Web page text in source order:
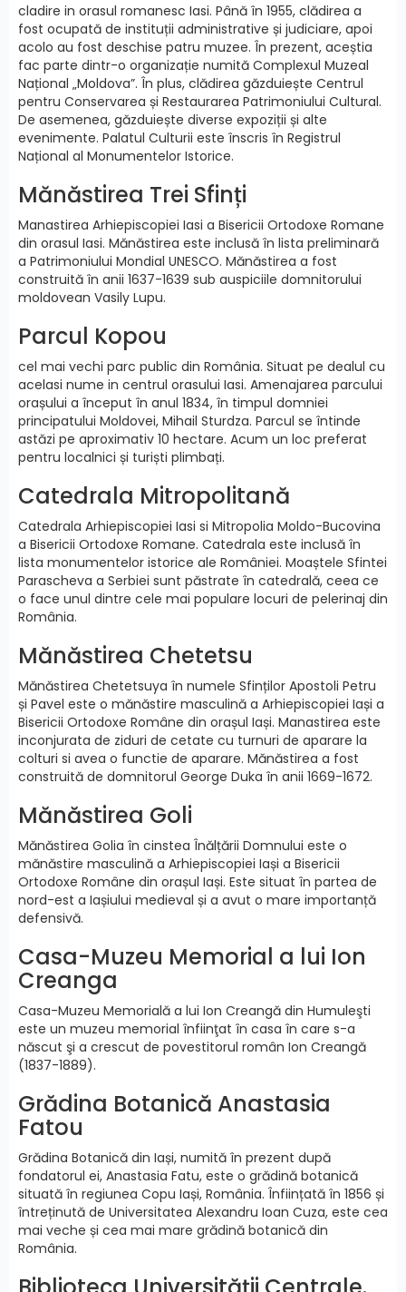
cladire in orasul romanesc Iasi. Până în 1955, clădirea a
fost ocupată de instituții administrative și judiciare, apoi
acolo au fost deschise patru muzee. În prezent, aceștia
fac parte dintr-o organizație numită Complexul Muzeal
Național „Moldova”. În plus, clădirea găzduiește Centrul
pentru Conservarea și Restaurarea Patrimoniului Cultural.
De asemenea, găzduiește diverse expoziții și alte
evenimente. Palatul Culturii este înscris în Registrul
Național al Monumentelor Istorice.
Mănăstirea Trei Sfinți
Manastirea Arhiepiscopiei Iasi a Bisericii Ortodoxe Romane
din orasul Iasi. Mănăstirea este inclusă în lista preliminară
a Patrimoniului Mondial UNESCO. Mănăstirea a fost
construită în anii 1637-1639 sub auspiciile domnitorului
moldovean Vasily Lupu.
Parcul Kopou
cel mai vechi parc public din România. Situat pe dealul cu
acelasi nume in centrul orasului Iasi. Amenajarea parcului
orașului a început în anul 1834, în timpul domniei
principatului Moldovei, Mihail Sturdza. Parcul se întinde
astăzi pe aproximativ 10 hectare. Acum un loc preferat
pentru localnici și turiști plimbați.
Catedrala Mitropolitană
Catedrala Arhiepiscopiei Iasi si Mitropolia Moldo-Bucovina
a Bisericii Ortodoxe Romane. Catedrala este inclusă în
lista monumentelor istorice ale României. Moaștele Sfintei
Parascheva a Serbiei sunt păstrate în catedrală, ceea ce
o face unul dintre cele mai populare locuri de pelerinaj din
România.
Mănăstirea Chetetsu
Mănăstirea Chetetsuya în numele Sfinților Apostoli Petru
și Pavel este o mănăstire masculină a Arhiepiscopiei Iași a
Bisericii Ortodoxe Române din orașul Iași. Manastirea este
inconjurata de ziduri de cetate cu turnuri de aparare la
colturi si avea o functie de aparare. Mănăstirea a fost
construită de domnitorul George Duka în anii 1669-1672.
Mănăstirea Goli
Mănăstirea Golia în cinstea Înălțării Domnului este o
mănăstire masculină a Arhiepiscopiei Iași a Bisericii
Ortodoxe Române din orașul Iași. Este situat în partea de
nord-est a Iașiului medieval și a avut o mare importanță
defensivă.
Casa-Muzeu Memorial a lui Ion
Creanga
Casa-Muzeu Memorială a lui Ion Creangă din Humuleşti
este un muzeu memorial înfiinţat în casa în care s-a
născut şi a crescut de povestitorul român Ion Creangă
(1837-1889).
Grădina Botanică Anastasia
Fatou
Grădina Botanică din Iași, numită în prezent după
fondatorul ei, Anastasia Fatu, este o grădină botanică
situată în regiunea Copu Iași, România. Înființată în 1856 și
întreținută de Universitatea Alexandru Ioan Cuza, este cea
mai veche și cea mai mare grădină botanică din
România.